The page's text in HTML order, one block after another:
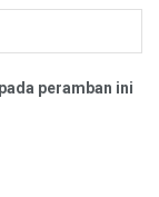
peramban ini